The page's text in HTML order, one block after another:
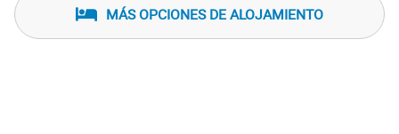
MÁS OPCIONES DE ALOJAMIENTO